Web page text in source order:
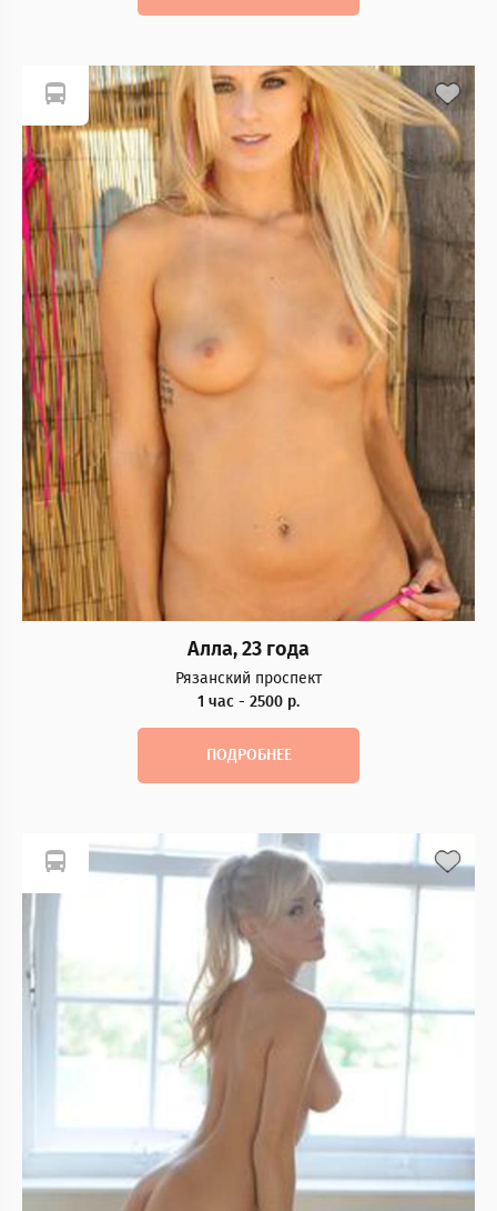
Алла, 23 года
Рязанский проспект
1 час - 2500 р.
ПОДРОБНЕЕ